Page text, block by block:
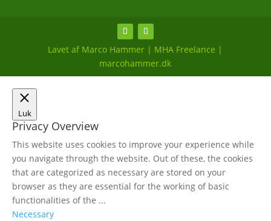
Lavet af Marco Hammer | MHA Freelance |
marcohammer.dk
Luk
Privacy Overview
This website uses cookies to improve your experience while
you navigate through the website. Out of these, the cookies
that are categorized as necessary are stored on your
browser as they are essential for the working of basic
functionalities of the ...
Necessary